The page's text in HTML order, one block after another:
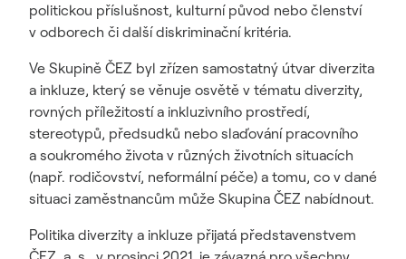
politickou příslušnost, kulturní původ nebo členství
v odborech či další diskriminační kritéria.
Ve Skupině ČEZ byl zřízen samostatný útvar diverzita
a inkluze, který se věnuje osvětě v tématu diverzity,
rovných příležitostí a inkluzivního prostředí,
stereotypů, předsudků nebo slaďování pracovního
a soukromého života v různých životních situacích
(např. rodičovství, neformální péče) a tomu, co v dané
situaci zaměstnancům může Skupina ČEZ nabídnout.
Politika diverzity a inkluze přijatá představenstvem